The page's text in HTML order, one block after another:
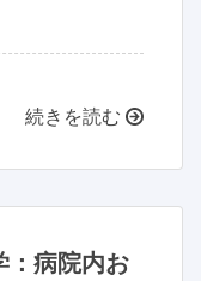
続きを読む
：病院内お